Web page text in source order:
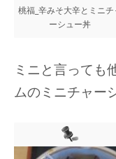
桃福_辛みそ大辛とミニチ
ーシュー丼
ミニと言っても
ムのミニチャー